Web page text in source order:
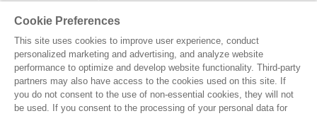
SINIRLI SORUMLULUK
FİKRİ SİNAİ MÜLKİYET
VAKKO L'ATELIER UYGULAMASINI İNDİRİN
Cookie Preferences
This site uses cookies to improve user experience, conduct
personalized marketing and advertising, and analyze website
performance to optimize and develop website functionality. Third-party
partners may also have access to the cookies used on this site. If
you do not consent to the use of non-essential cookies, they will not
be used. If you consent to the processing of your personal data for